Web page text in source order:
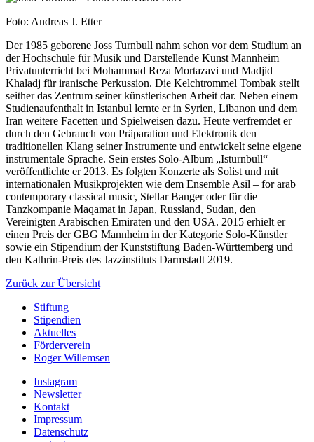
Foto: Andreas J. Etter
Der 1985 geborene Joss Turnbull nahm schon vor dem Studium an
der Hochschule für Musik und Darstellende Kunst Mannheim
Privatunterricht bei Mohammad Reza Mortazavi und Madjid
Khaladj für iranische Perkussion. Die Kelchtrommel Tombak stellt
seither das Zentrum seiner künstlerischen Arbeit dar. Neben einem
Studienaufenthalt in Istanbul lernte er in Syrien, Libanon und dem
Iran weitere Facetten und Spielweisen dazu. Heute verfremdet er
durch den Gebrauch von Präparation und Elektronik den
traditionellen Klang seiner Instrumente und entwickelt seine eigene
instrumentale Sprache. Sein erstes Solo-Album „Isturnbull“
veröffentlichte er 2013. Es folgten Konzerte als Solist und mit
internationalen Musikprojekten wie dem Ensemble Asil – for arab
contemporary classical music, Stellar Banger oder für die
Tanzkompanie Maqamat in Japan, Russland, Sudan, den
Vereinigten Arabischen Emiraten und den USA. 2015 erhielt er
einen Preis der GBG Mannheim in der Kategorie Solo-Künstler
sowie ein Stipendium der Kunststiftung Baden-Württemberg und
den Kathrin-Preis des Jazzinstituts Darmstadt 2019.
Zurück zur Übersicht
Stiftung
Stipendien
Aktuelles
Förderverein
Roger Willemsen
Instagram
Newsletter
Kontakt
Impressum
Datenschutz